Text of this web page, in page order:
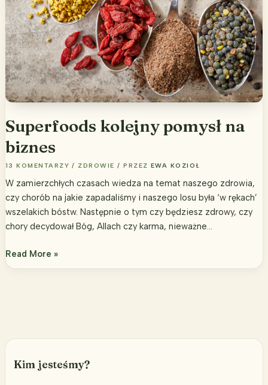
Superfoods kolejny pomysł na
biznes
13 KOMENTARZY / ZDROWIE / PRZEZ EWA KOZIOŁ
W zamierzchłych czasach wiedza na temat naszego zdrowia,
czy chorób na jakie zapadaliśmy i naszego losu była ‘w rękach’
wszelakich bóstw. Następnie o tym czy będziesz zdrowy, czy
chory decydował Bóg, Allach czy karma, nieważne…
Superfoods
Read More »
Kim jesteśmy?